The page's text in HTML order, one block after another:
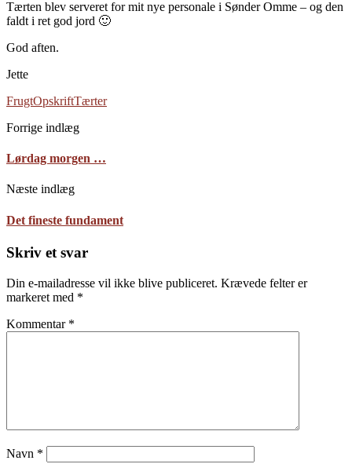
Tærten blev serveret for mit nye personale i Sønder Omme – og den
faldt i ret god jord 🙂
God aften.
Jette
FrugtOpskriftTærter
Forrige indlæg
Lørdag morgen …
Næste indlæg
Det fineste fundament
Skriv et svar
Din e-mailadresse vil ikke blive publiceret. Krævede felter er
markeret med *
Kommentar *
Navn *